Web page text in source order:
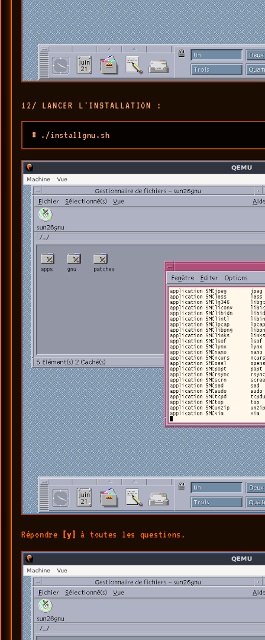
12/ LANCER L'INSTALLATION :
# ./installgnu.sh
Répondre [y] à toutes les questions.